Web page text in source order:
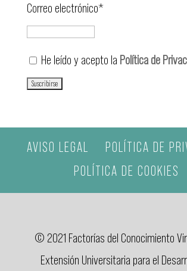
Correo electrónico*
He leído y acepto la Política de
AVISO LEGAL
POLÍTICA DE
POLÍTICA DE COOKIES
© 2021 Factorías del Conocimiento
Extensión Universitaria para el